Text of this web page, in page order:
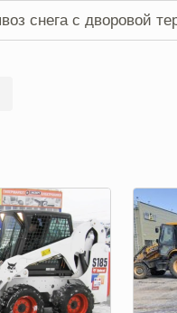
снега с дворовой